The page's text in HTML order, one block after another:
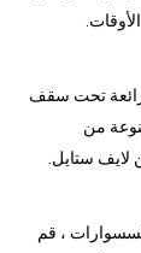
تحت سقف
من
لايف ستايل.
، قم